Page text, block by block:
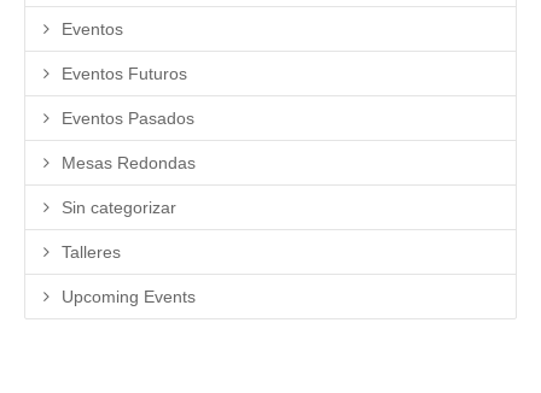
Eventos
Eventos Futuros
Eventos Pasados
Mesas Redondas
Sin categorizar
Talleres
Upcoming Events